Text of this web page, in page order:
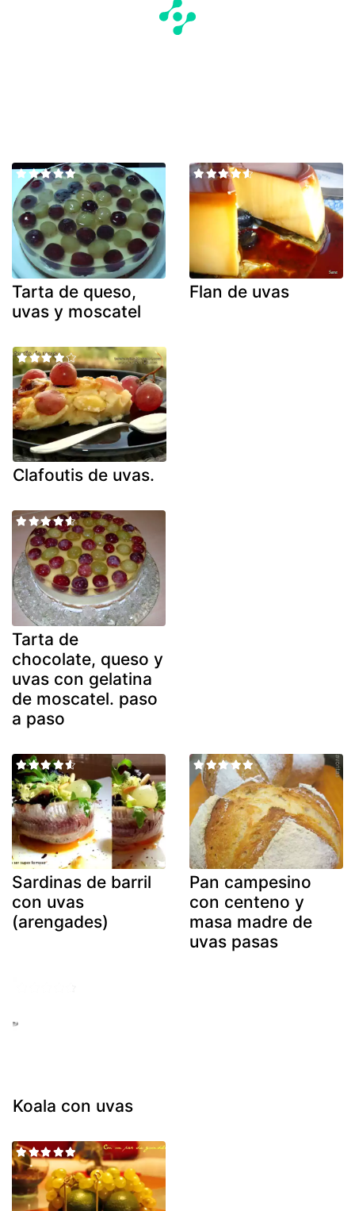
Tarta de queso,
uvas y moscatel
Flan de uvas
Clafoutis de uvas.
Tarta de
chocolate, queso y
uvas con gelatina
de moscatel. paso
a paso
Sardinas de barril
con uvas
(arengades)
Pan campesino
con centeno y
masa madre de
uvas pasas
Koala con uvas